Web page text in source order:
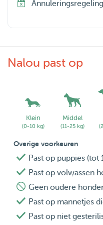
Nalou past op
Klein
(0-10 kg)
Middel
(11-25 kg)
Overige voorkeuren
Past op puppies (tot
Past op volwassen
Geen oudere
Past op mannetjes
Past op niet